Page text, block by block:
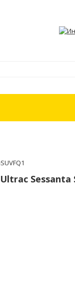
Sessanta